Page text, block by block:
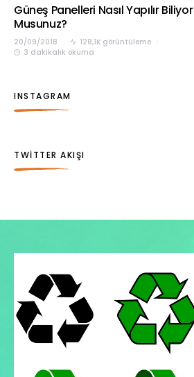
Güneş Panelleri Nasıl Yapılır Biliyor
Musunuz?
20/09/2018
128,1K görüntüleme
3 dakikalık okuma
INSTAGRAM
TWITTER AKIŞI